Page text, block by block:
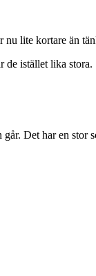
lite kortare än
de istället lika stora.
Det har en